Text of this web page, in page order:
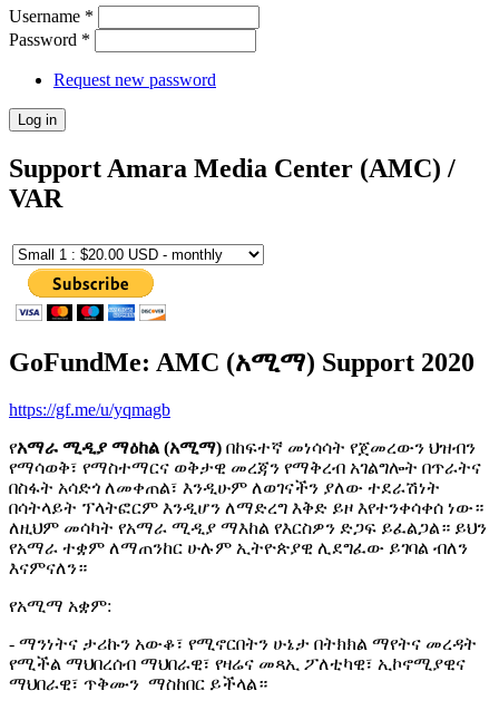
Username *
Password *
Request new password
Support Amara Media Center (AMC) /
VAR
GoFundMe: AMC (አሚማ) Support 2020
https://gf.me/u/yqmagb
የአማራ ሚዲያ ማዕከል (አሚማ) በከፍተኛ መነሳሳት የጀመረውን ህዝብን
የማሳወቅ፣ የማስተማርና ወቅታዊ መረጃን የማቅረብ አገልግሎት በጥራትና
በስፋት አሳድጎ ለመቀጠል፣ እንዲሁም ለወገናችን ያለው ተደራሽነት
በሳትላይት ፕላትፎርም እንዲሆን ለማድረግ እቅድ ይዞ እየተንቀሳቀሰ ነው።
ለዚህም መሳካት የአማራ ሚዲያ ማእከል የእርስዎን ድጋፍ ይፈልጋል። ይህን
የአማራ ተቋም ለማጠንከር ሁሉም ኢትዮጵያዊ ሊደግፈው ይገባል ብለን
እናምናለን።
የአሚማ አቋም:
- ማንነትና ታሪኩን አውቆ፣ የሚኖርበትን ሁኔታ በትክክል ማየትና መረዳት
የሚችል ማህበረሰብ ማህበራዊ፣ የዛሬና መጻኢ ፖለቲካዊ፣ ኢኮኖሚያዊና
ማህበራዊ፣ ጥቅሙን ማስከበር ይችላል።